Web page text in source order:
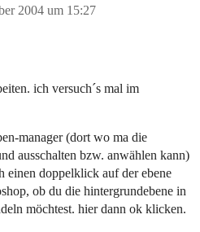
2004 um 15:27
ich versuch´s mal im
manager (dort wo ma die
ausschalten bzw. anwählen kann)
einen doppelklick auf der ebene
ob du die hintergrundebene in
möchtest. hier dann ok klicken.